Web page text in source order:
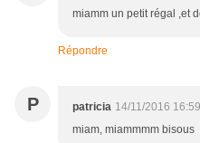
miamm un petit régal ,et
Répondre
P patricia 14/11/2016 16:59
miam, miammmm bisous